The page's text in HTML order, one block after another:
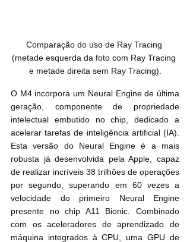
Comparação do uso de Ray Tracing
(metade esquerda da foto com Ray Tracing
e metade direita sem Ray Tracing).
O M4 incorpora um Neural Engine de última
geração, componente de propriedade
intelectual embutido no chip, dedicado a
acelerar tarefas de inteligência artificial (IA).
Esta versão do Neural Engine é a mais
robusta já desenvolvida pela Apple, capaz
de realizar incríveis 38 trilhões de operações
por segundo, superando em 60 vezes a
velocidade do primeiro Neural Engine
presente no chip A11 Bionic. Combinado
com os aceleradores de aprendizado de
máquina integrados à CPU, uma GPU de